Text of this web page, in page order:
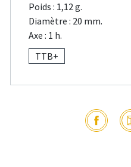
Poids : 1,12 g.
Diamètre : 20 mm.
Axe : 1 h.
TTB+